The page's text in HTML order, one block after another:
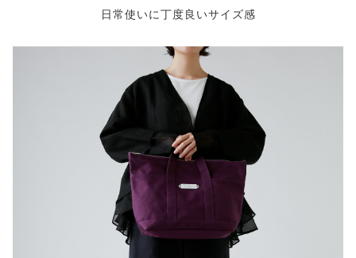
日常使いに丁度良いサイズ感